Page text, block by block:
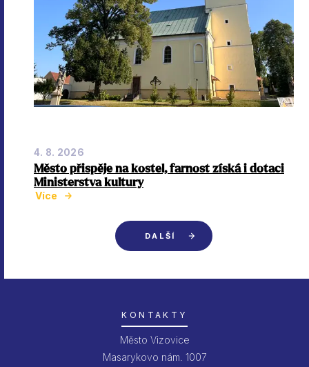
4. 8. 2026
Město přispěje na kostel, farnost získá i dotaci
Ministerstva kultury
Více
DALŠÍ
KONTAKTY
Město Vizovice
Masarykovo nám. 1007